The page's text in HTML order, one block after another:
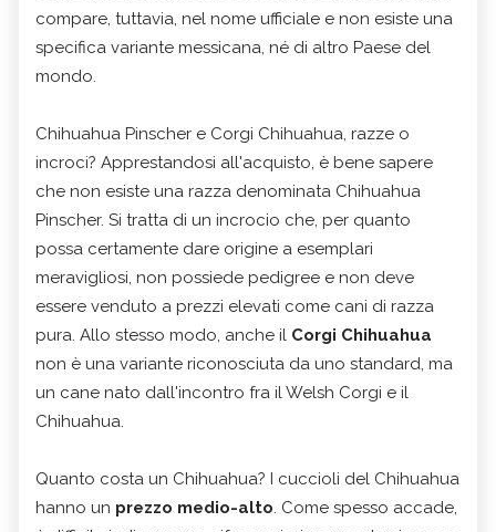
compare, tuttavia, nel nome ufficiale e non esiste una
specifica variante messicana, né di altro Paese del
mondo.
Chihuahua Pinscher e Corgi Chihuahua, razze o
incroci? Apprestandosi all'acquisto, è bene sapere
che non esiste una razza denominata Chihuahua
Pinscher. Si tratta di un incrocio che, per quanto
possa certamente dare origine a esemplari
meravigliosi, non possiede pedigree e non deve
essere venduto a prezzi elevati come cani di razza
pura. Allo stesso modo, anche il Corgi Chihuahua
non è una variante riconosciuta da uno standard, ma
un cane nato dall'incontro fra il Welsh Corgi e il
Chihuahua.
Quanto costa un Chihuahua? I cuccioli del Chihuahua
hanno un prezzo medio-alto. Come spesso accade,